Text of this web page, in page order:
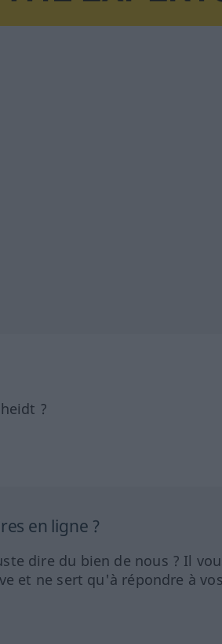
?
en ligne ?
dire du bien de nous ? Il
et ne sert qu'à répondre à